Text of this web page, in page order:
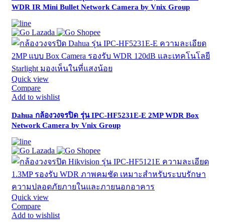
WDR IR Mini Bullet Network Camera by Vnix Group
Quick view
Compare
Add to wishlist
Dahua กล้องวงจรปิด รุ่น IPC-HF5231E-E 2MP WDR Box
Network Camera by Vnix Group
Quick view
Compare
Add to wishlist